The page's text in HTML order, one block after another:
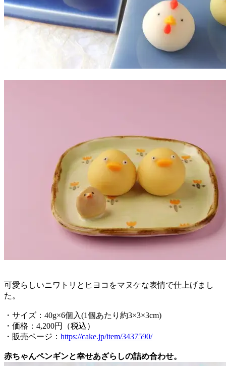
可愛らしいニワトリとヒヨコをマヌケな表情で仕上げまし
た。
・サイズ：40g×6個入(1個あたり約3×3×3cm)
・価格：4,200円（税込）
・販売ページ： https://cake.jp/item/3437590/
赤ちゃんペンギンと幸せあざらしの詰め合わせ。